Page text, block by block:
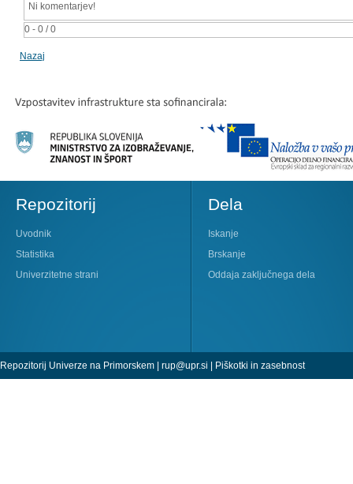
0 - 0 / 0
Ni komentarjev!
Nazaj
Repozitorij
Uvodnik
Statistika
Univerzitetne strani
Dela
Iskanje
Brskanje
Oddaja zaključnega dela
Repozitorij Univerze na Primorskem | rup@upr.si Piškotki in zasebnost